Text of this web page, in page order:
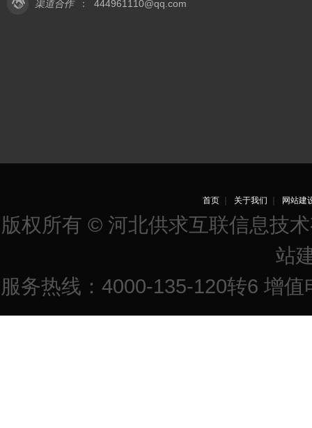
渠道合作 ： 444961110@qq.com
首页｜ 关于我们 网站建
版权所有 © 河北供求互联信息技
站
服务热线：4000-135-120转6 增